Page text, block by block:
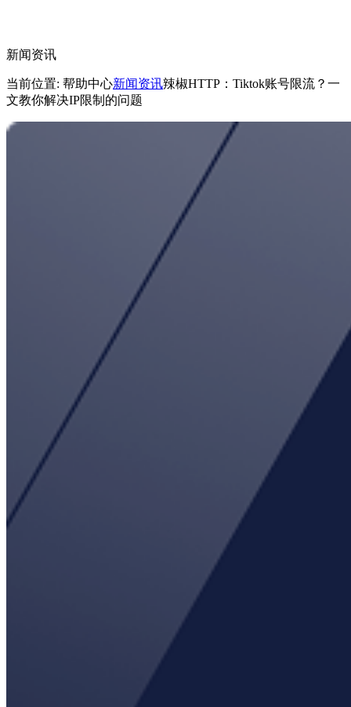
新闻资讯
当前位置: 帮助中心新闻资讯辣椒HTTP：Tiktok账号限流？一
文教你解决IP限制的问题